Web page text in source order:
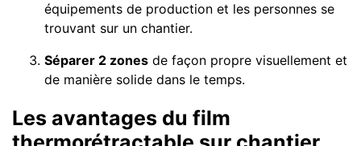
équipements de production et les personnes se
trouvant sur un chantier.
Séparer 2 zones de façon propre visuellement et
de manière solide dans le temps.
Les avantages du film